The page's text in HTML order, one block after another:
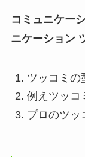
コミュニケー
ニケーション
ツッコミの
例えツッコ
プロのツッ